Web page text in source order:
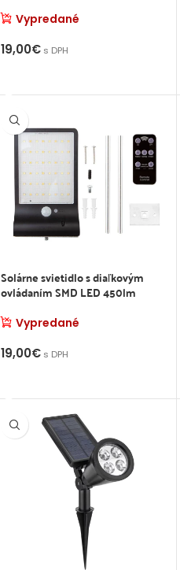
2
On-grid
€s
On-grid
Huawei
Vypredané
19,00€ s DPH
Solárne svietidlo s diaľkovým
ovládaním SMD LED 450lm
Vypredané
19,00€ s DPH